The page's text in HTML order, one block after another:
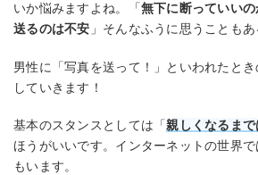
いか悩みますよね。「無下に断っていい
送るのは不安 」そんなふうに思うこともあ
男性に「写真を送って！」といわれたと
していきます！
基本のスタンスとしては「親しくなるま
ほうがいいです。インターネットの世界
もいます。